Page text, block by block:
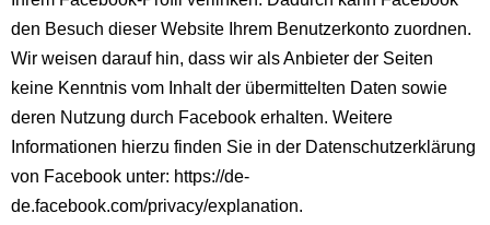
den Besuch dieser Website Ihrem Benutzerkonto zuordnen.
Wir weisen darauf hin, dass wir als Anbieter der Seiten
keine Kenntnis vom Inhalt der übermittelten Daten sowie
deren Nutzung durch Facebook erhalten. Weitere
Informationen hierzu finden Sie in der Datenschutzerklärung
von Facebook unter: https://de-
de.facebook.com/privacy/explanation.